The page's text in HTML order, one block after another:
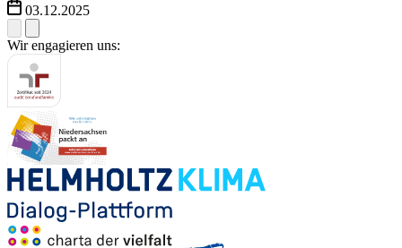
03.12.2025
Wir engagieren uns: